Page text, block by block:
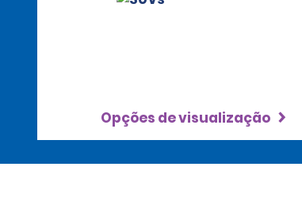
Opções de visualização